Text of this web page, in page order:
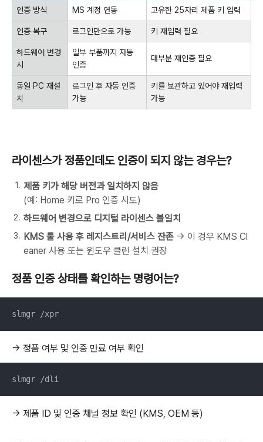
인증 방식 MS 계정 연동 고유한 25자리 제품 키 입력
인증 복구 로그인만으로 가능 키 재입력 필요
하드웨어 변경
시
일부 부품까지 자동
인증
대부분 재인증 필요
동일 PC 재설
치
로그인 후 자동 인증
가능
키를 보관하고 있어야 재입력
가능
라이센스가 정품인데도 인증이 되지 않는 경우는?
제품 키가 해당 버전과 일치하지 않음
(예: Home 키로 Pro 인증 시도)
하드웨어 변경으로 디지털 라이센스 불일치
KMS 툴 사용 후 레지스트리/서비스 잔존 → 이 경우 KMS Cl
eaner 사용 또는 윈도우 클린 설치 권장
정품 인증 상태를 확인하는 명령어는?
slmgr /xpr
→ 정품 여부 및 인증 만료 여부 확인
slmgr /dli
→ 제품 ID 및 인증 채널 정보 확인 (KMS, OEM 등)